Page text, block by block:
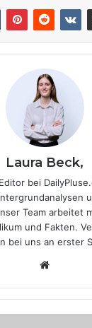
Laura Beck,
bei
Team arbeitet
und Fakten.
bei uns an erster
te